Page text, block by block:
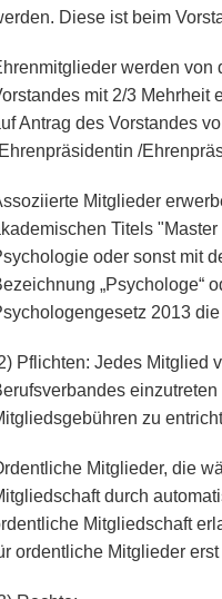
Diese ist beim
werden von
mit 2/3 Mehrheit
Antrag des Vorstandes
/
Mitglieder
Titels
oder sonst mit
„Psychologe“
2013
Pflichten: Jedes Mitglied
zu
Mitglieder, die
durch
Mitgliedschaft
ordentliche Mitglieder